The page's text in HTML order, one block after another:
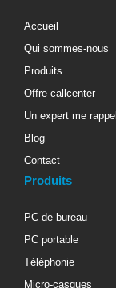
Accueil
Qui sommes-nous
Produits
Offre callcenter
Un expert me rappel
Blog
Contact
Produits
PC de bureau
PC portable
Téléphonie
Micro-casques